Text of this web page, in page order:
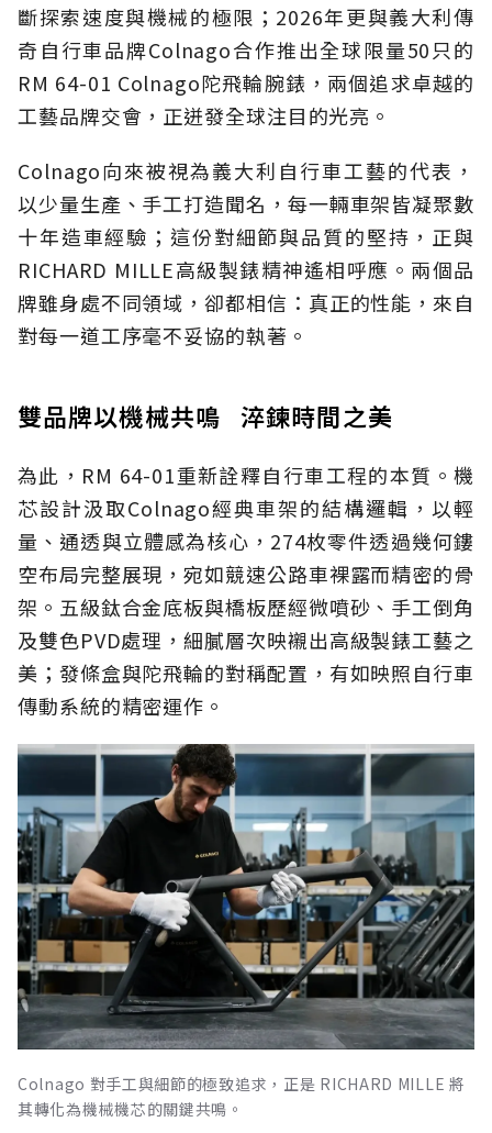
斷探索速度與機械的極限；2026年更與義大利傳
奇自行車品牌Colnago合作推出全球限量50只的
RM 64-01 Colnago陀飛輪腕錶，兩個追求卓越的
工藝品牌交會，正迸發全球注目的光亮。
Colnago向來被視為義大利自行車工藝的代表，
以少量生產、手工打造聞名，每一輛車架皆凝聚數
十年造車經驗；這份對細節與品質的堅持，正與
RICHARD MILLE高級製錶精神遙相呼應。兩個品
牌雖身處不同領域，卻都相信：真正的性能，來自
對每一道工序毫不妥協的執著。
雙品牌以機械共鳴 淬鍊時間之美
為此，RM 64-01重新詮釋自行車工程的本質。機
芯設計汲取Colnago經典車架的結構邏輯，以輕
量、通透與立體感為核心，274枚零件透過幾何鏤
空布局完整展現，宛如競速公路車裸露而精密的骨
架。五級鈦合金底板與橋板歷經微噴砂、手工倒角
及雙色PVD處理，細膩層次映襯出高級製錶工藝之
美；發條盒與陀飛輪的對稱配置，有如映照自行車
傳動系統的精密運作。
Colnago 對手工與細節的極致追求，正是 RICHARD MILLE 將
其轉化為機械機芯的關鍵共鳴。